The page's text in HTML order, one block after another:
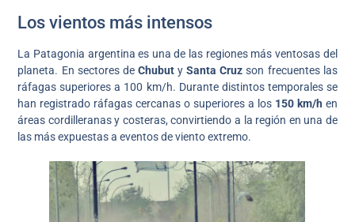
Los vientos más intensos
La Patagonia argentina es una de las regiones más ventosas del
planeta. En sectores de ChubutySanta Cruz son frecuentes las
ráfagas superiores a 100 km/h. Durante distintos temporales se
han registrado ráfagas cercanas o superiores a los 150 km/h en
áreas cordilleranas y costeras, convirtiendo a la región en una de
las más expuestas a eventos de viento extremo.